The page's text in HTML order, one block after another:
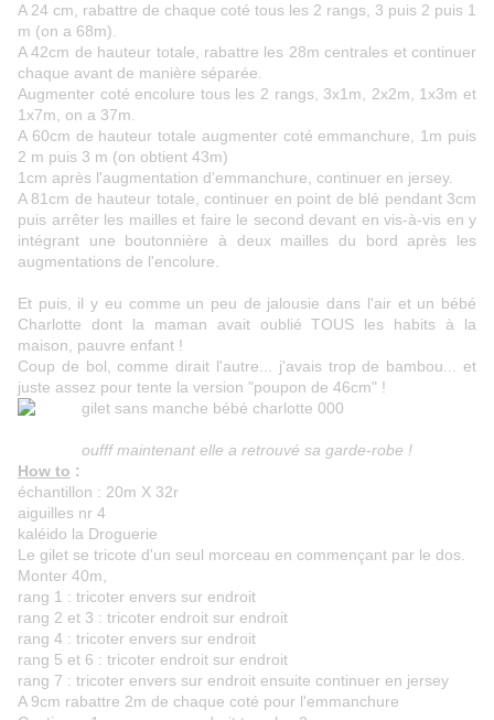
A 24 cm, rabattre de chaque coté tous les 2 rangs, 3 puis 2 puis 1
m (on a 68m).
A 42cm de hauteur totale, rabattre les 28m centrales et continuer
chaque avant de manière séparée.
Augmenter coté encolure tous les 2 rangs, 3x1m, 2x2m, 1x3m et
1x7m, on a 37m.
A 60cm de hauteur totale augmenter coté emmanchure, 1m puis
2 m puis 3 m (on obtient 43m)
1cm après l'augmentation d'emmanchure, continuer en jersey.
A 81cm de hauteur totale, continuer en point de blé pendant 3cm
puis arrêter les mailles et faire le second devant en vis-à-vis en y
intégrant une boutonnière à deux mailles du bord après les
augmentations de l'encolure.
Et puis, il y eu comme un peu de jalousie dans l'air et un bébé
Charlotte dont la maman avait oublié TOUS les habits à la
maison, pauvre enfant !
Coup de bol, comme dirait l'autre... j'avais trop de bambou... et
juste assez pour tente la version "poupon de 46cm" !
oufff maintenant elle a retrouvé sa garde-robe !
How to :
échantillon : 20m X 32r
aiguilles nr 4
kaléido la Droguerie
Le gilet se tricote d'un seul morceau en commençant par le dos.
Monter 40m,
rang 1 : tricoter envers sur endroit
rang 2 et 3 : tricoter endroit sur endroit
rang 4 : tricoter envers sur endroit
rang 5 et 6 : tricoter endroit sur endroit
rang 7 : tricoter envers sur endroit ensuite continuer en jersey
A 9cm rabattre 2m de chaque coté pour l'emmanchure